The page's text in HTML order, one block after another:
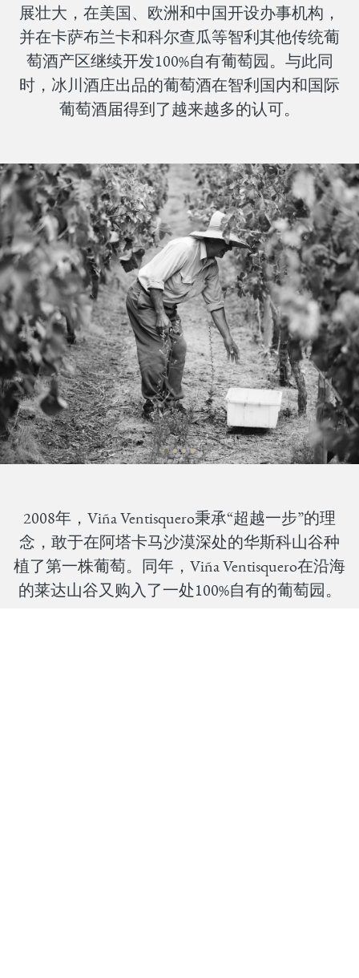
展壮大，在美国、欧洲和中国开设办事机构，
并在卡萨布兰卡和科尔查瓜等智利其他传统葡
萄酒产区继续开发100%自有葡萄园。与此同
时，冰川酒庄出品的葡萄酒在智利国内和国际
葡萄酒届得到了越来越多的认可。
2008年，Viña Ventisquero秉承“超越一步”的理
念，敢于在阿塔卡马沙漠深处的华斯科山谷种
植了第一株葡萄。同年，Viña Ventisquero在沿海
的莱达山谷又购入了一处100%自有的葡萄园。